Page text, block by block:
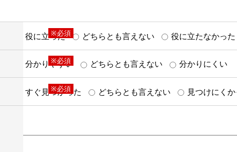
※必須
役に立った どちらとも言えない 役に立たなかった
※必須
分かりやすい どちらとも言えない 分かりにくい
※必須
すぐ見つかった どちらとも言えない 見つけにく